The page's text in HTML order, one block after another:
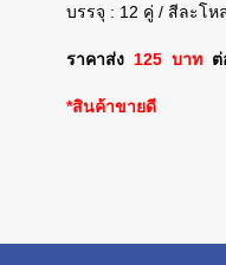
บรรจุ : 12 คู่ / สีละโห
ราคาส่ง 125 บาท ต่
*สินค้าขายดี